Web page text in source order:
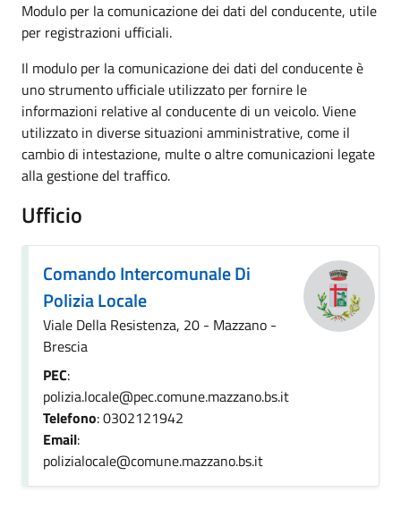
Modulo per la comunicazione dei dati del conducente, utile
per registrazioni ufficiali.
Il modulo per la comunicazione dei dati del conducente è
uno strumento ufficiale utilizzato per fornire le
informazioni relative al conducente di un veicolo. Viene
utilizzato in diverse situazioni amministrative, come il
cambio di intestazione, multe o altre comunicazioni legate
alla gestione del traffico.
Ufficio
Comando Intercomunale Di
Polizia Locale
Viale Della Resistenza, 20 - Mazzano -
Brescia
PEC:
polizia.locale@pec.comune.mazzano.bs.it
Telefono: 0302121942
Email:
polizialocale@comune.mazzano.bs.it